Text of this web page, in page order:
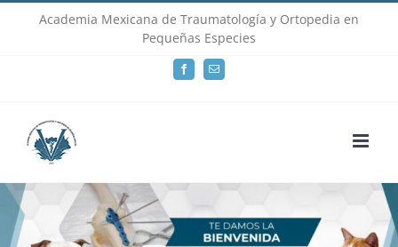
Academia Mexicana de Traumatología y Ortopedia en
Pequeñas Especies
FacebookEmail